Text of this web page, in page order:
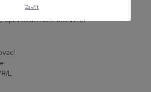
Zavřít